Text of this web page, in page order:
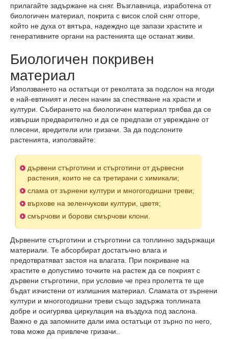
прилагайте задържане на сняг. Възглавница, изработена от
биологичен материал, покрита с висок слой сняг отгоре,
който не духа от вятъра, надеждно ще запази храстите и
генеративните органи на растенията ще останат живи.
Биологичен покривен
материал
Използването на остатъци от реколтата за подслон на ягоди
е най-евтиният и лесен начин за спестяване на храсти и
култури. Събирането на биологичен материал трябва да се
извърши предварително и да се предпази от увреждане от
плесени, вредители или гризачи. За да подслоните
растенията, използвайте:
дървени стърготини и стърготини от дървесни
растения, които не са третирани с химикали;
слама от зърнени култури и многогодишни треви;
върхове на зеленчукови култури, цветя;
смърчови и борови смърчови клони.
Дървените стърготини и стърготини са топлинно задържащи
материали. Те абсорбират достатъчно влага и
предотвратяват застоя на влагата. При покриване на
храстите е допустимо точките на растеж да се покрият с
дървени стърготини, при условие че през пролетта те ще
бъдат изчистени от излишния материал. Сламата от зърнени
култури и многогодишни треви също задържа топлината
добре и осигурява циркулация на въздуха под заслона.
Важно е да запомните дали има остатъци от зърно по него,
това може да привлече гризачи..